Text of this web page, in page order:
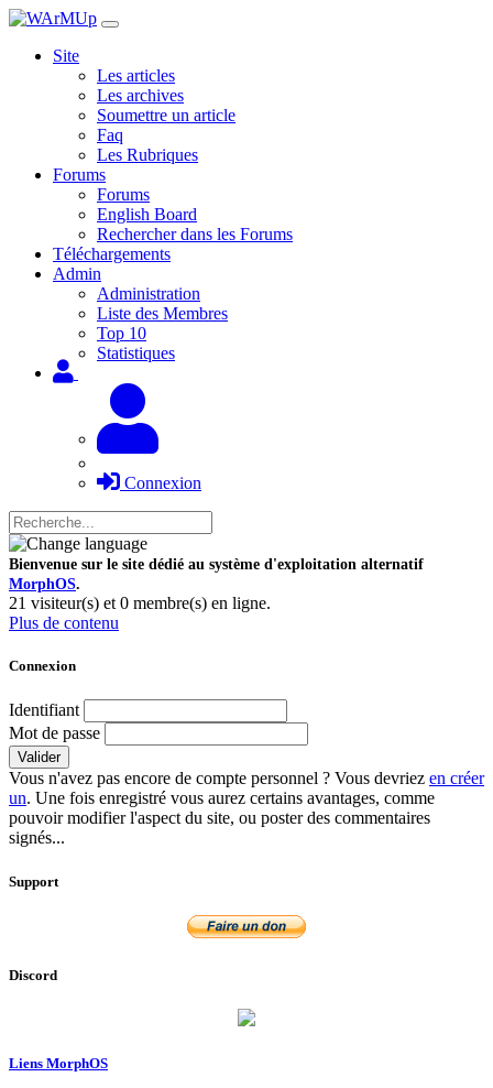
Site
Les articles
Les archives
Soumettre un article
Faq
Les Rubriques
Forums
Forums
English Board
Rechercher dans les Forums
Téléchargements
Admin
Administration
Liste des Membres
Top 10
Statistiques
Connexion
Bienvenue sur le site dédié au système d'exploitation alternatif
MorphOS.
21 visiteur(s) et 0 membre(s) en ligne.
Plus de contenu
Connexion
Identifiant
Mot de passe
Valider
Vous n'avez pas encore de compte personnel ? Vous devriez en créer
un. Une fois enregistré vous aurez certains avantages, comme
pouvoir modifier l'aspect du site, ou poster des commentaires
signés...
Support
Discord
Liens MorphOS